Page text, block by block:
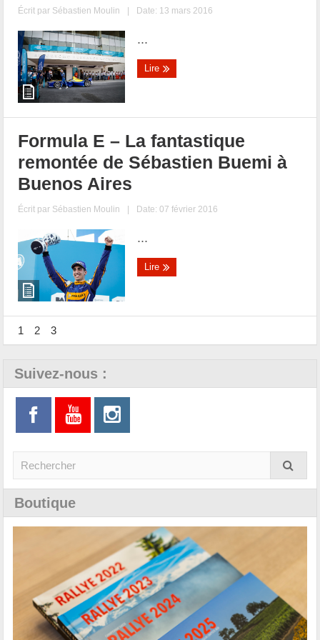
Écrit par Sébastien Moulin | Date: 13 mars 2016
...
Lire
Formula E – La fantastique
remontée de Sébastien Buemi à
Buenos Aires
Écrit par Sébastien Moulin | Date: 07 février 2016
...
Lire
1 2 3
Suivez-nous :
Boutique